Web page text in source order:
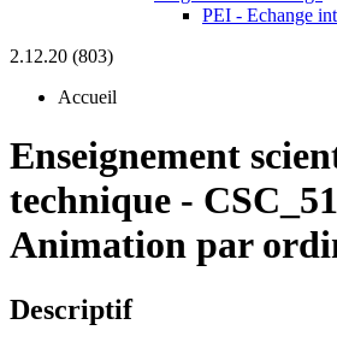
PEI - Echange
2.12.20 (803)
Accueil
Enseignement
technique -
Animation par
Descriptif